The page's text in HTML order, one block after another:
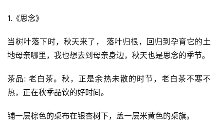
1.《思念》
当树叶落下时，秋天来了， 落叶归根，回归到孕育它的土
地母亲哪里，我也想去到母亲身边，秋天也是思念的季节。
茶品: 老白茶。秋，正是余热未散的时节，老白茶不寒不
热，正在秋季品饮的好时间。
铺一层棕色的桌布在银杏树下，盖一层米黄色的桌旗。